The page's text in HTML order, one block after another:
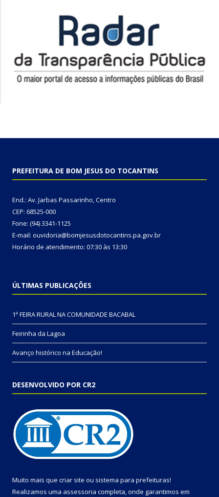
PREFEITURA DE BOM JESUS DO TOCANTINS
End.: Av. Jarbas Passarinho, Centro
CEP: 68525-000
Fone: (94) 3341-1125
E-mail: ouvidoria@bomjesusdotocantins.pa.gov.br
Horário de atendimento: 07:30 às 13:30
ÚLTIMAS PUBLICAÇÕES
1ª FEIRA RURAL NA COMUNIDADE BACABAL
Feirinha da Lagoa
Avanço histórico na Educação!
DESENVOLVIDO POR CR2
Muito mais que criar site ou sistema para prefeituras!
Realizamos uma assessoria completa, onde garantimos em